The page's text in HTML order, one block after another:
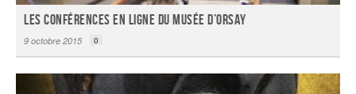
Les conférences en ligne du musée d’Orsay
9 octobre 2015 0